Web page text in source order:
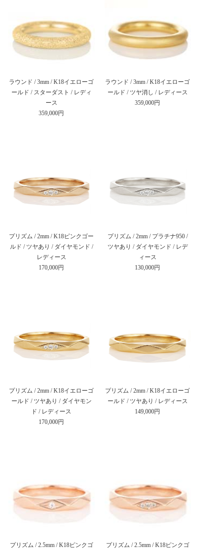
ラウンド / 3mm / K18イエローゴ
ールド / スターダスト / レディ
ース
359,000円
ラウンド / 3mm / K18イエローゴ
ールド / ツヤ消し / レディース
359,000円
プリズム / 2mm / K18ピンクゴー
ルド / ツヤあり / ダイヤモンド /
レディース
170,000円
プリズム / 2mm / プラチナ950 /
ツヤあり / ダイヤモンド / レデ
ィース
130,000円
プリズム / 2mm / K18イエローゴ
ールド / ツヤあり / ダイヤモン
ド / レディース
170,000円
プリズム / 2mm / K18イエローゴ
ールド / ツヤあり / レディース
149,000円
プリズム / 2.5mm / K18ピンクゴ
プリズム / 2.5mm / K18ピンクゴ